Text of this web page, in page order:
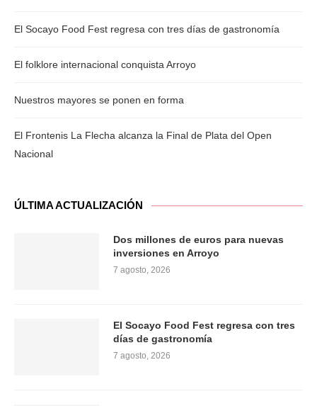
El Socayo Food Fest regresa con tres días de gastronomía
El folklore internacional conquista Arroyo
Nuestros mayores se ponen en forma
El Frontenis La Flecha alcanza la Final de Plata del Open
Nacional
ÚLTIMA ACTUALIZACIÓN
Dos millones de euros para nuevas
inversiones en Arroyo
7 agosto, 2026
El Socayo Food Fest regresa con tres
días de gastronomía
7 agosto, 2026